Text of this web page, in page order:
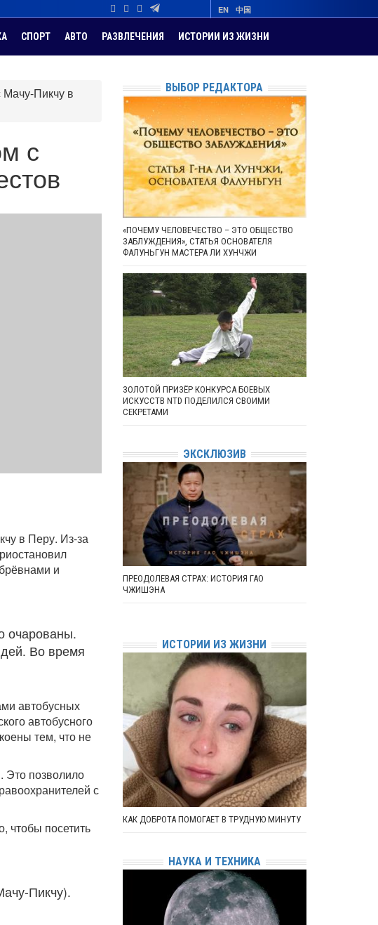
EN 中国
СПОРТ АВТО РАЗВЛЕЧЕНИЯ ИСТОРИИ ИЗ ЖИЗНИ
Мачу-Пикчу в
с
в Перу. Из-за
и
очарованы.
Во время
автобусных
автобусного
тем, что не
Это позволило
с
чтобы посетить
Пикчу).
ВЫБОР РЕДАКТОРА
«ПОЧЕМУ ЧЕЛОВЕЧЕСТВО – ЭТО ОБЩЕСТВО
ЗАБЛУЖДЕНИЯ», СТАТЬЯ ОСНОВАТЕЛЯ
ФАЛУНЬГУН МАСТЕРА ЛИ ХУНЧЖИ
ЗОЛОТОЙ ПРИЗЁР КОНКУРСА БОЕВЫХ
ИСКУССТВ NTD ПОДЕЛИЛСЯ СВОИМИ
СЕКРЕТАМИ
ЭКСКЛЮЗИВ
ПРЕОДОЛЕВАЯ СТРАХ: ИСТОРИЯ ГАО
ЧЖИШЭНА
ИСТОРИИ ИЗ ЖИЗНИ
КАК ДОБРОТА ПОМОГАЕТ В ТРУДНУЮ МИНУТУ
НАУКА И ТЕХНИКА